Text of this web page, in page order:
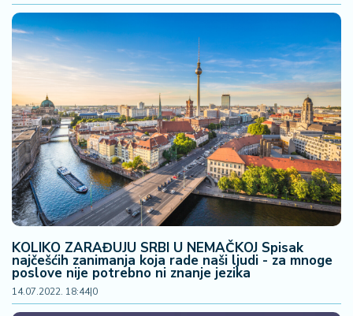
KOLIKO ZARAĐUJU SRBI U NEMAČKOJ Spisak
najčešćih zanimanja koja rade naši ljudi - za mnoge
poslove nije potrebno ni znanje jezika
14.07.2022. 18:44|0